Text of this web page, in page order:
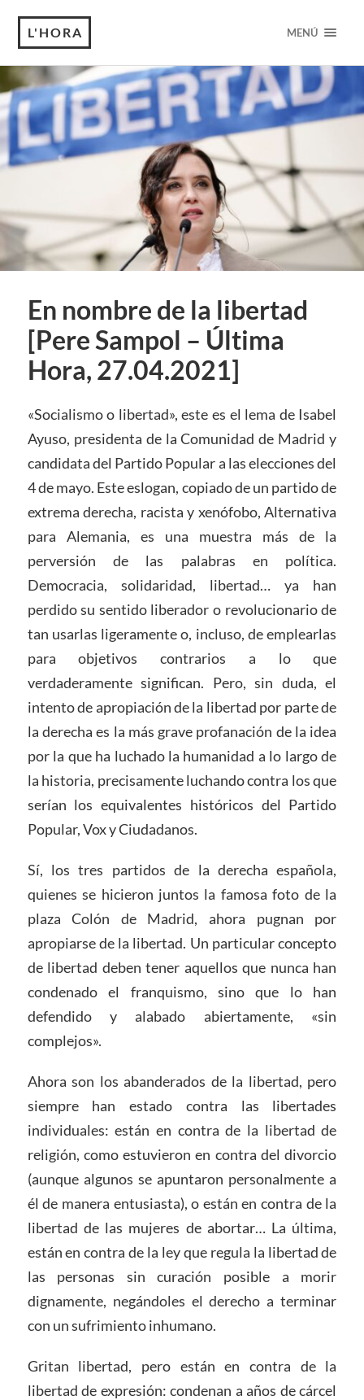
L'HORA MENÚ
En nombre de la libertad
[Pere Sampol – Última
Hora, 27.04.2021]
«Socialismo o libertad», este es el lema de Isabel
Ayuso, presidenta de la Comunidad de Madrid y
candidata del Partido Popular a las elecciones del
4 de mayo. Este eslogan, copiado de un partido de
extrema derecha, racista y xenófobo, Alternativa
para Alemania, es una muestra más de la
perversión de las palabras en política.
Democracia, solidaridad, libertad… ya han
perdido su sentido liberador o revolucionario de
tan usarlas ligeramente o, incluso, de emplearlas
para objetivos contrarios a lo que
verdaderamente significan. Pero, sin duda, el
intento de apropiación de la libertad por parte de
la derecha es la más grave profanación de la idea
por la que ha luchado la humanidad a lo largo de
la historia, precisamente luchando contra los que
serían los equivalentes históricos del Partido
Popular, Vox y Ciudadanos.
Sí, los tres partidos de la derecha española,
quienes se hicieron juntos la famosa foto de la
plaza Colón de Madrid, ahora pugnan por
apropiarse de la libertad. Un particular concepto
de libertad deben tener aquellos que nunca han
condenado el franquismo, sino que lo han
defendido y alabado abiertamente, «sin
complejos».
Ahora son los abanderados de la libertad, pero
siempre han estado contra las libertades
individuales: están en contra de la libertad de
religión, como estuvieron en contra del divorcio
(aunque algunos se apuntaron personalmente a
él de manera entusiasta), o están en contra de la
libertad de las mujeres de abortar… La última,
están en contra de la ley que regula la libertad de
las personas sin curación posible a morir
dignamente, negándoles el derecho a terminar
con un sufrimiento inhumano.
Gritan libertad, pero están en contra de la
libertad de expresión: condenan a años de cárcel